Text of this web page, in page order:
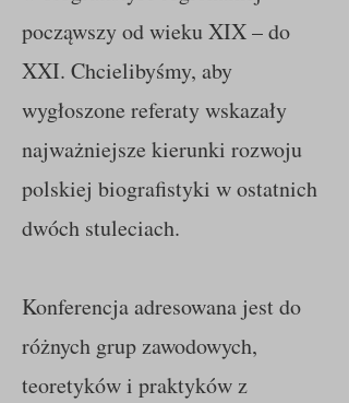
począwszy od wieku XIX – do
XXI. Chcielibyśmy, aby
wygłoszone referaty wskazały
najważniejsze kierunki rozwoju
polskiej biografistyki w ostatnich
dwóch stuleciach.
Konferencja adresowana jest do
różnych grup zawodowych,
teoretyków i praktyków z